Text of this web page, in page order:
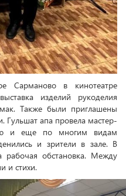
Сарманово в кинотеатре
изделий рукоделия
Также были приглашены
Гульшат апа провела мастер-
и еще по многим видам
и зрители в зале. В
рабочая обстановка. Между
и стихи.